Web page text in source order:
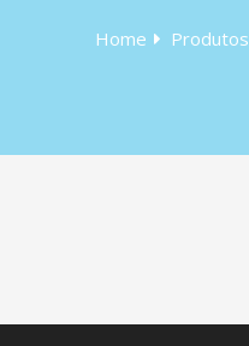
Home Produtos